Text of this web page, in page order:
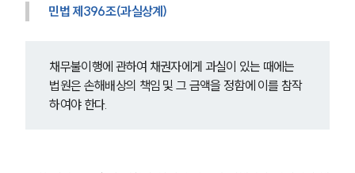
이혼소송·상담후기
업무분야
업무
민법 제396조(과실상계)
채무불이행에 관하여 채권자에게 과실이 있는 때에는
법원은 손해배상의 책임 및 그 금액을 정함에 이를 참작
하여야 한다.